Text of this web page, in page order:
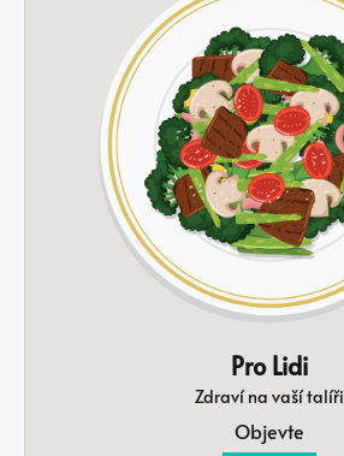
Pro Lidi
Zdraví na vaší talíři
Objevte